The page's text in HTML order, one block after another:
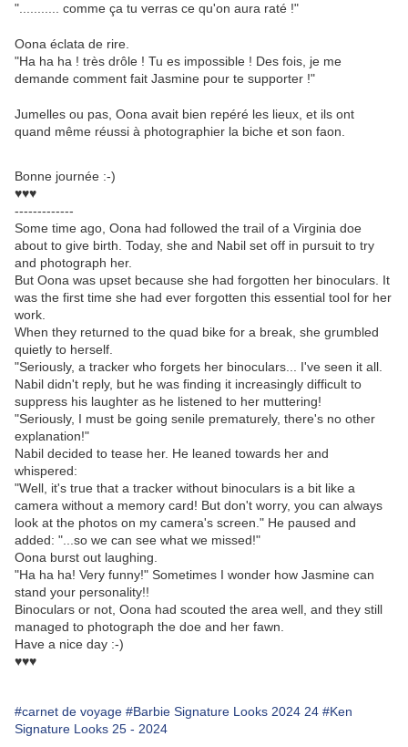
"........... comme ça tu verras ce qu'on aura raté !"
Oona éclata de rire.
"Ha ha ha ! très drôle ! Tu es impossible ! Des fois, je me
demande comment fait Jasmine pour te supporter !"
Jumelles ou pas, Oona avait bien repéré les lieux, et ils ont
quand même réussi à photographier la biche et son faon.
Bonne journée :-)
♥♥♥
-------------
Some time ago, Oona had followed the trail of a Virginia doe
about to give birth. Today, she and Nabil set off in pursuit to try
and photograph her.
But Oona was upset because she had forgotten her binoculars. It
was the first time she had ever forgotten this essential tool for her
work.
When they returned to the quad bike for a break, she grumbled
quietly to herself.
"Seriously, a tracker who forgets her binoculars... I've seen it all.
Nabil didn't reply, but he was finding it increasingly difficult to
suppress his laughter as he listened to her muttering!
"Seriously, I must be going senile prematurely, there's no other
explanation!"
Nabil decided to tease her. He leaned towards her and
whispered:
"Well, it's true that a tracker without binoculars is a bit like a
camera without a memory card! But don't worry, you can always
look at the photos on my camera's screen." He paused and
added: "...so we can see what we missed!"
Oona burst out laughing.
"Ha ha ha! Very funny!" Sometimes I wonder how Jasmine can
stand your personality!!
Binoculars or not, Oona had scouted the area well, and they still
managed to photograph the doe and her fawn.
Have a nice day :-)
♥♥♥
#carnet de voyage #Barbie Signature Looks 2024 24 #Ken
Signature Looks 25 - 2024